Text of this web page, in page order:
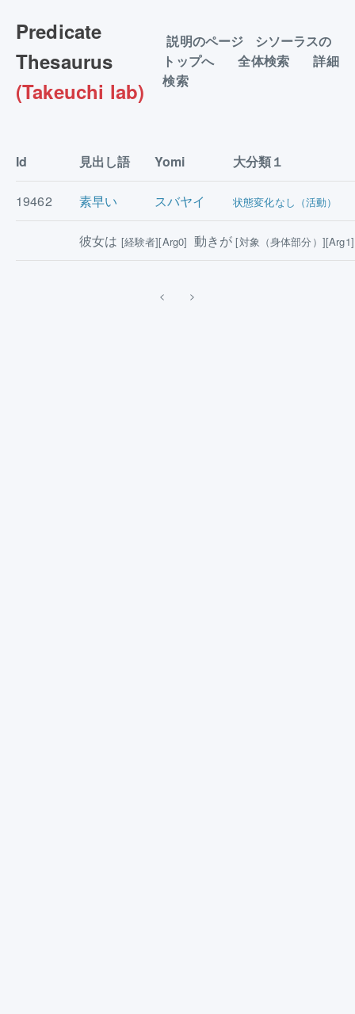
Predicate
Thesaurus
(Takeuchi lab)
説明のページ
シソーラスの
トップへ
全体検索
詳細
検索
Id 見出し語 Yomi 大分類１
19462 素早い スバヤイ 状態変化なし（活動）
彼女は [経験者][Arg0] 動きが[対象（身体部分）][Arg1]
< >